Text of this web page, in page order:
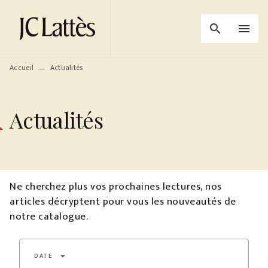
MENU RECHERCHE
PIED DE PAGE
search menu
Accueil — Actualités
Actualités
Ne cherchez plus vos prochaines lectures, nos
articles décryptent pour vous les nouveautés de
notre catalogue.
DATE arrow_drop_down